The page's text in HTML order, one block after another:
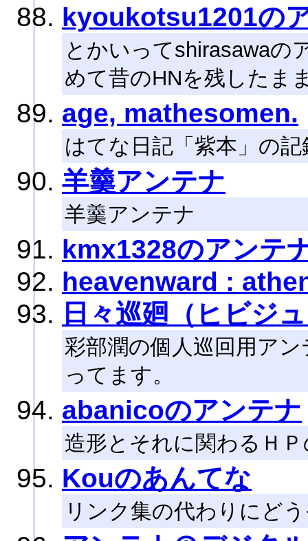
kyoukotsu1201の
とかいってshirasawaの
めて昔のHNを残したま
age, mathesomen.
はてな日記「紫本」の
羊羹アンテナ
羊羹アンテナ
kmx1328のアンテ
heavenward :
日々巡廻（ヒビジ
彩部潤の個人巡回用ア
ってます。
abanicoのアンテナ
造形とそれに関わるＨ
Kouのあんてな
リンク集の代わりにど